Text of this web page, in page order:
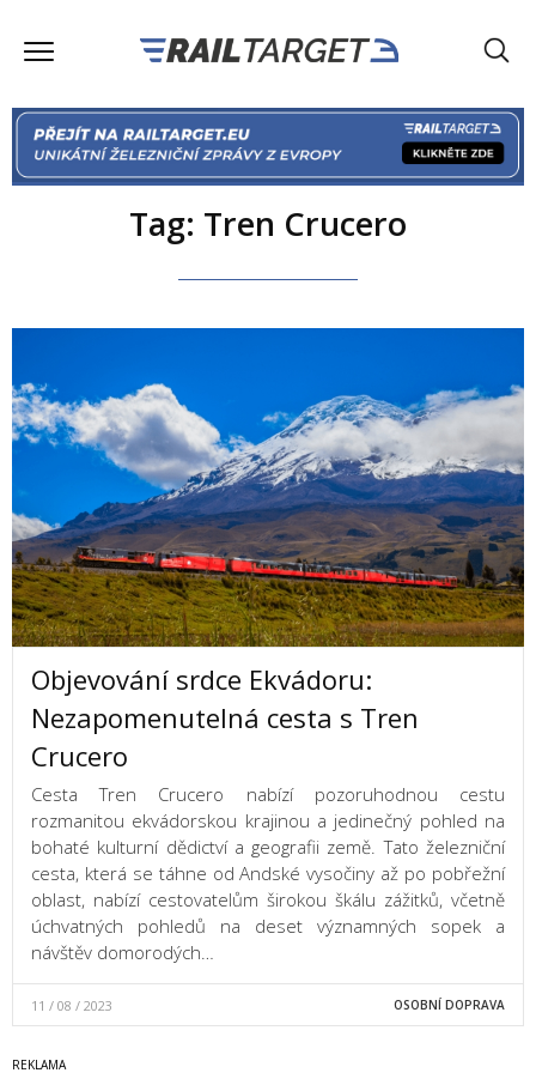
Tag: Tren Crucero
Objevování srdce Ekvádoru:
Nezapomenutelná cesta s Tren
Crucero
Cesta Tren Crucero nabízí pozoruhodnou cestu
rozmanitou ekvádorskou krajinou a jedinečný pohled na
bohaté kulturní dědictví a geografii země. Tato železniční
cesta, která se táhne od Andské vysočiny až po pobřežní
oblast, nabízí cestovatelům širokou škálu zážitků, včetně
úchvatných pohledů na deset významných sopek a
návštěv domorodých…
11 / 08 / 2023 OSOBNÍ DOPRAVA